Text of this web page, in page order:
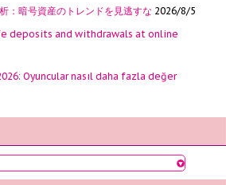
：暗号資産のトレンドを見逃すな 2026/8/5
deposits and withdrawals at online
Oyuncular nasıl daha fazla değer